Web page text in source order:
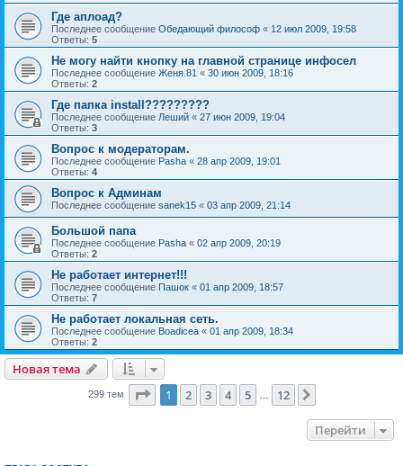
Где аплоад?
Последнее сообщение Обедающий философ « 12 июл 2009, 19:58
Ответы: 5
Не могу найти кнопку на главной странице инфосел
Последнее сообщение Женя.81 « 30 июн 2009, 18:16
Ответы: 2
Где папка install?????????
Последнее сообщение Леший « 27 июн 2009, 19:04
Ответы: 3
Вопрос к модераторам.
Последнее сообщение Pasha « 28 апр 2009, 19:01
Ответы: 4
Вопрос к Админам
Последнее сообщение sanek15 « 03 апр 2009, 21:14
Большой папа
Последнее сообщение Pasha « 02 апр 2009, 20:19
Ответы: 2
Не работает интернет!!!
Последнее сообщение Пашок « 01 апр 2009, 18:57
Ответы: 7
Не работает локальная сеть.
Последнее сообщение Boadicea « 01 апр 2009, 18:34
Ответы: 2
Новая тема
299 тем Страница из 12
1 2 3 4 5 12
Перейти